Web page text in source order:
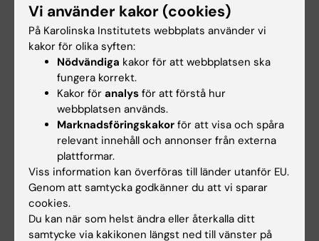
av dekanen vid KI Campus Syd
tagit fram ett…
konferens
Personal inom facility
forskningsmiljöer -…
8 maj 2026
Skyddsronder i Neo
Tänk på det här när
Vi använder kakor (cookies)
På Karolinska Institutets webbplats använder vi
kakor för olika syften:
Nödvändiga kakor för att webbplatsen ska
fungera korrekt.
Kakor för analys för att förstå hur
webbplatsen används.
Marknadsföringskakor för att visa och spåra
relevant innehåll och annonser från externa
plattformar.
Viss information kan överföras till länder utanför EU.
Genom att samtycka godkänner du att vi sparar
cookies.
Du kan när som helst ändra eller återkalla ditt
samtycke via kakikonen längst ned till vänster på